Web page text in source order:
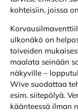
kohteisiin, joissa
ulkonäkö on
toiveiden
maalata seinään
näkyville –
Wive suodattaa
esim. siitepölyä.
käänteessä ilman